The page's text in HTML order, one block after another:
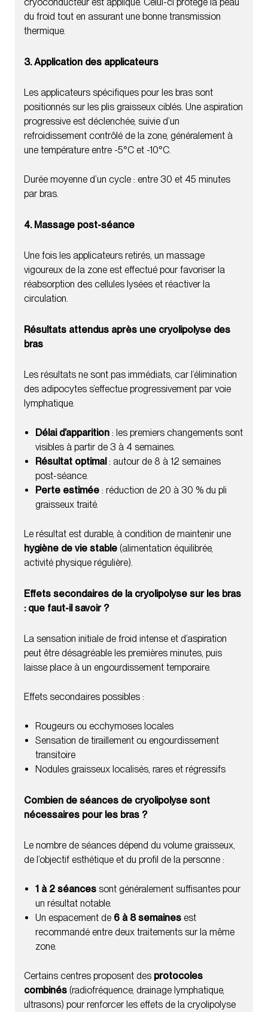
du froid tout en assurant une bonne transmission
thermique.
3. Application des applicateurs
Les applicateurs spécifiques pour les bras sont
positionnés sur les plis graisseux ciblés. Une aspiration
progressive est déclenchée, suivie d’un
refroidissement contrôlé de la zone, généralement à
une température entre -5°C et -10°C.
Durée moyenne d’un cycle : entre 30 et 45 minutes
par bras.
4. Massage post-séance
Une fois les applicateurs retirés, un massage
vigoureux de la zone est effectué pour favoriser la
réabsorption des cellules lysées et réactiver la
circulation.
Résultats attendus après une cryolipolyse des
bras
Les résultats ne sont pas immédiats, car l’élimination
des adipocytes s’effectue progressivement par voie
lymphatique.
Délai d’apparition : les premiers changements sont
visibles à partir de 3 à 4 semaines.
Résultat optimal: autour de 8 à 12 semaines
post-séance.
Perte estimée : réduction de 20 à 30 % du pli
graisseux traité.
Le résultat est durable, à condition de maintenir une
hygiène de vie stable (alimentation équilibrée,
activité physique régulière).
Effets secondaires de la cryolipolyse sur les bras
: que faut-il savoir ?
La sensation initiale de froid intense et d’aspiration
peut être désagréable les premières minutes, puis
laisse place à un engourdissement temporaire.
Effets secondaires possibles :
Rougeurs ou ecchymoses locales
Sensation de tiraillement ou engourdissement
transitoire
Nodules graisseux localisés, rares et régressifs
Combien de séances de cryolipolyse sont
nécessaires pour les bras ?
Le nombre de séances dépend du volume graisseux,
de l’objectif esthétique et du profil de la personne :
1 à 2 séances sont généralement suffisantes pour
un résultat notable.
Un espacement de 6 à 8 semaines est
recommandé entre deux traitements sur la même
zone.
Certains centres proposent des protocoles
combinés (radiofréquence, drainage lymphatique,
ultrasons) pour renforcer les effets de la cryolipolyse